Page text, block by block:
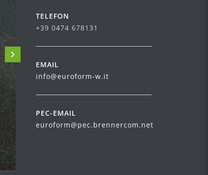
TELEFON
+39 0474 678131
EMAIL
info@euroform-w.it
PEC-EMAIL
euroform@pec.brennercom.net